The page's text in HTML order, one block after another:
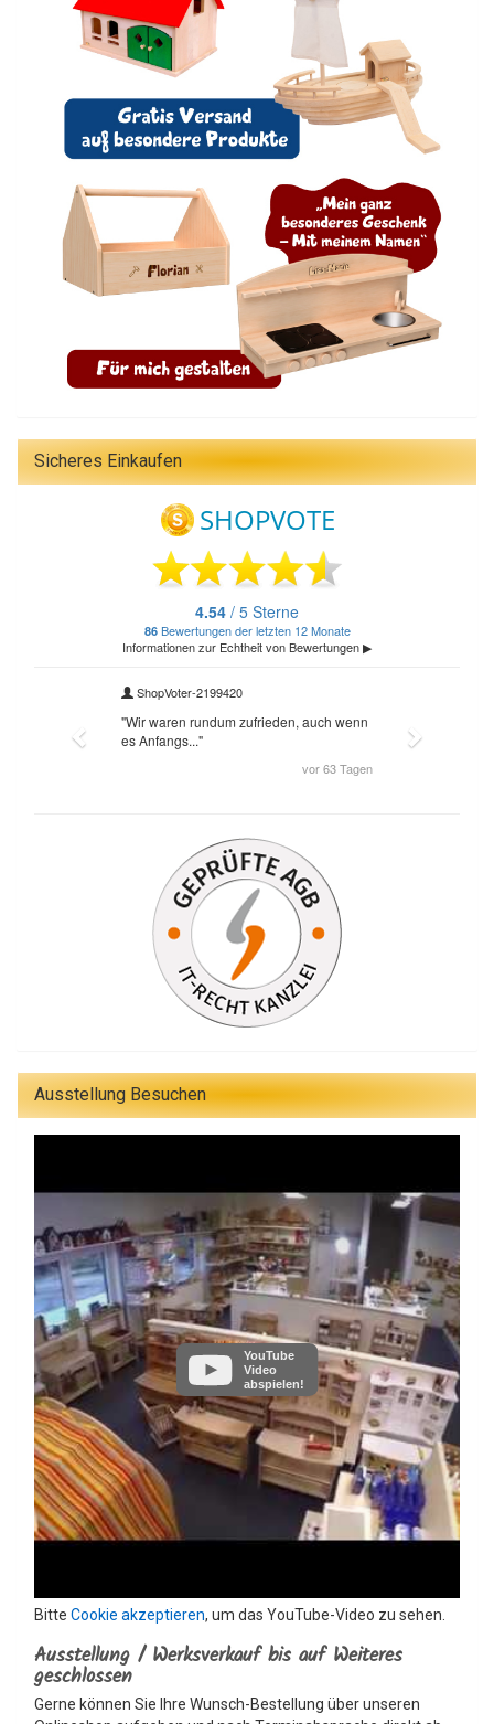
Sicheres Einkaufen
Ausstellung Besuchen
YouTube
Video
abspielen!
Bitte Cookie akzeptieren, um das YouTube-Video zu sehen.
Ausstellung / Werksverkauf bis auf Weiteres
geschlossen
Gerne können Sie Ihre Wunsch-Bestellung über unseren